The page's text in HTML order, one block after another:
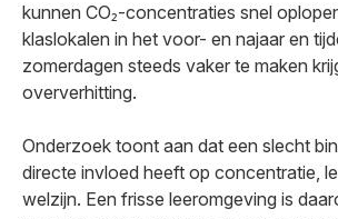
kunnen CO₂-concentraties snel
klaslokalen in het voor- en najaar en
zomerdagen steeds vaker te maken
oververhitting.
Onderzoek toont aan dat een slecht
directe invloed heeft op concentratie,
welzijn. Een frisse leeromgeving is